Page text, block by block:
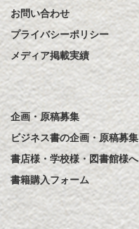
お問い合わせ
プライバシーポリシー
メディア掲載実績
企画・原稿募集
ビジネス書の企画・原稿募集
書店様・学校様・図書館様へ
書籍購入フォーム